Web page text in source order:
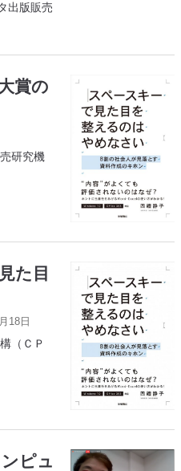
出版販売
賞の
研究機
た目
18日
（ＣＰ
ピュ